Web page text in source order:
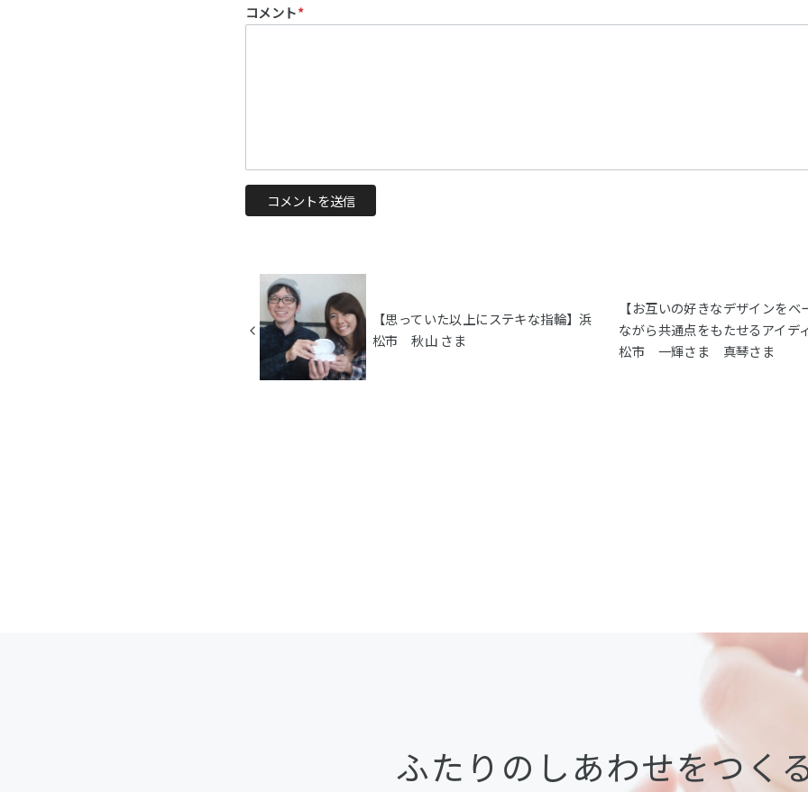
コメント*
【思っていた以上にステキな指輪】浜
松市 秋山 さま
【お互いの好きなデザインをベ
ながら共通点をもたせるアイデ
松市 一輝さま 真琴さま
ふたりのしあわせをつく